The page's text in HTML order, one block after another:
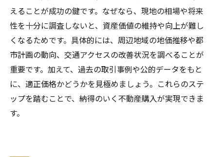
えることが成功の鍵です。なぜなら、現地の相場や将来
性を十分に調査しないと、資産価値の維持や向上が難し
くなるためです。具体的には、周辺地域の地価推移や都
市計画の動向、交通アクセスの改善状況を調べることが
重要です。加えて、過去の取引事例や公的データをもと
に、適正価格かどうかを見極めましょう。これらのステ
ップを踏むことで、納得のいく不動産購入が実現できま
す。